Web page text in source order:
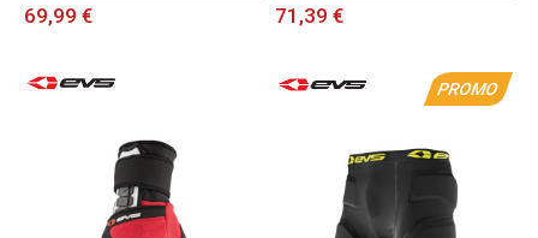
69,99 € 71,39 €
PROMO